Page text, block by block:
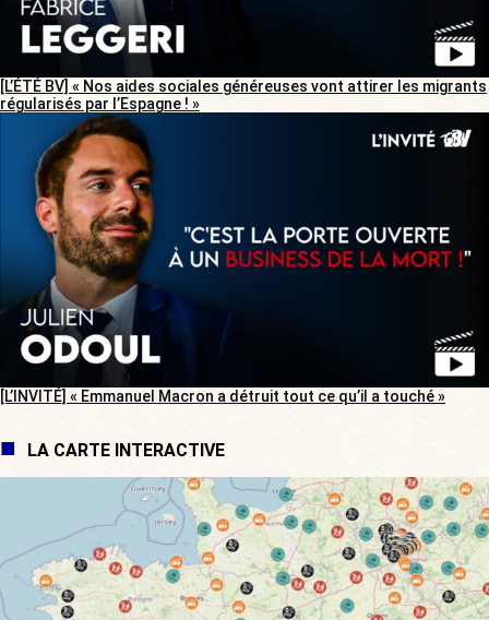
[L’ÉTÉ BV] « Nos aides sociales généreuses vont attirer les migrants
régularisés par l’Espagne ! »
[L’INVITÉ] « Emmanuel Macron a détruit tout ce qu’il a touché »
LA CARTE INTERACTIVE